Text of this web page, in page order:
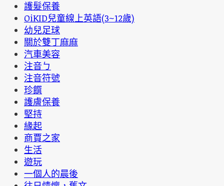
護髮保養
OiKID兒童線上英語(3~12歲)
幼兒足球
關於雙丁麻麻
汽車美容
注音ㄅ
注音符號
珍饌
護膚保養
堅持
緣起
商賈之家
生活
遊玩
一個人的晨後